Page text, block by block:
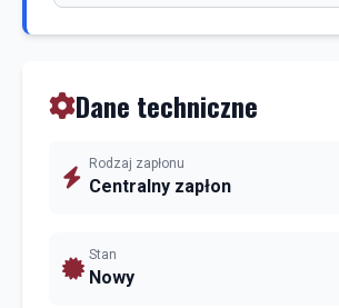
Dane techniczne
Rodzaj zapłonu
Centralny zapłon
Stan
Nowy